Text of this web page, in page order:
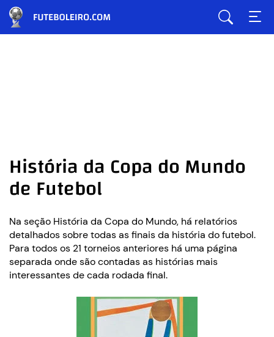
História da Copa do Mundo
de Futebol
Na seção História da Copa do Mundo, há relatórios
detalhados sobre todas as finais da história do futebol.
Para todos os 21 torneios anteriores há uma página
separada onde são contadas as histórias mais
interessantes de cada rodada final.